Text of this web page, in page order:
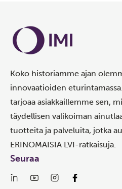
Koko historiamme ajan
innovaatioiden
tarjoaa asiakkaillemme sen,
täydellisen valikoiman
tuotteita ja palveluita, jotka
ERINOMAISIA LVI-ratkaisuja.
Seuraa